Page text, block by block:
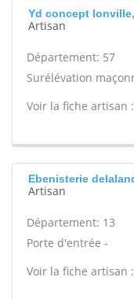
Yd concept
Artisan
Département: 57
Surélévation
Voir la fiche artisan :
Ebenisterie
Artisan
Département: 13
Porte d'entrée -
Voir la fiche artisan :